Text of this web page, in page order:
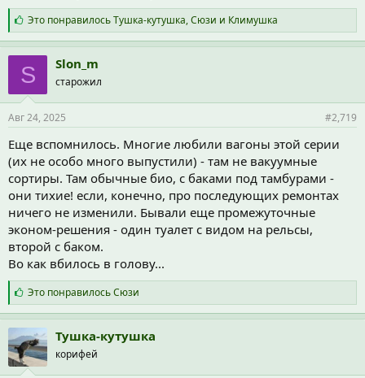
С
и
м
п
а
т
и
:
Это понравилосьТушка-кутушка,Сюзи и Климушка
S Slon_m
старожил
Авг 24, 2025 #2,719
Еще вспомнилось. Многие любили вагоны этой серии
(их не особо много выпустили) - там не вакуумные
сортиры. Там обычные био, с баками под тамбурами -
они тихие! если, конечно, про последующих ремонтах
ничего не изменили. Бывали еще промежуточные
эконом-решения - один туалет с видом на рельсы,
второй с баком.
Во как вбилось в голову...
С
и
м
п
а
т
и
Это понравилосьСюзи
Тушка-кутушка
корифей